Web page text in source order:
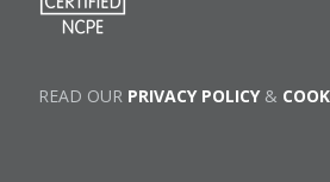
READ OUR PRIVACY POLICY&